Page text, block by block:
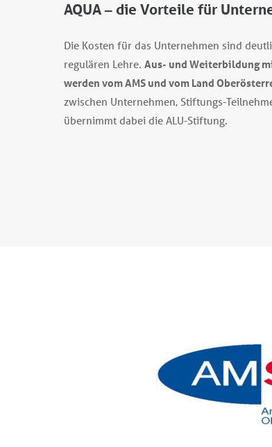
AQUA – die Vorteile für
Die Kosten für das Unternehmen sind
regulären Lehre. Aus- und Weiterbildung
werden vom AMS und vom Land
zwischen Unternehmen, Stiftungs-
übernimmt dabei die ALU-Stiftung.